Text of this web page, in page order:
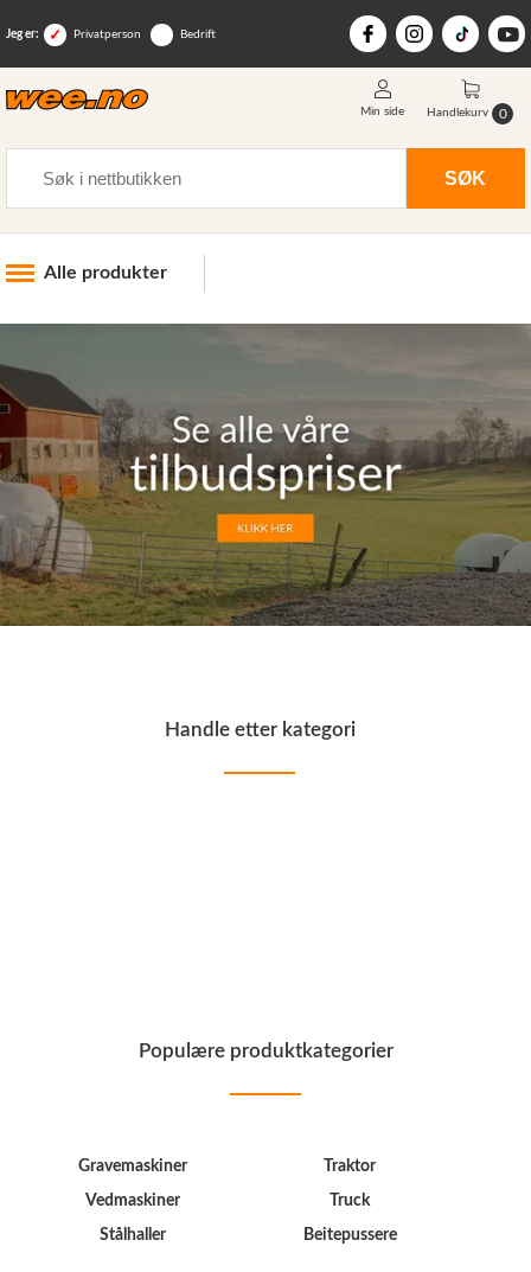
Jeg er: Privatperson Bedrift
SØK
Min side Handlekurv 0
Alle produkter
Skogsutstyr
Landbruksutstyr
Hjem, hage, fritid og sjø
Vinter og snøutstyr
Reservedeler
Nye Wee produkter
Tilbud
Handle etter kategori
Populære produktkategorier
Gravemaskiner Traktor
Vedmaskiner Truck
Stålhaller Beitepussere